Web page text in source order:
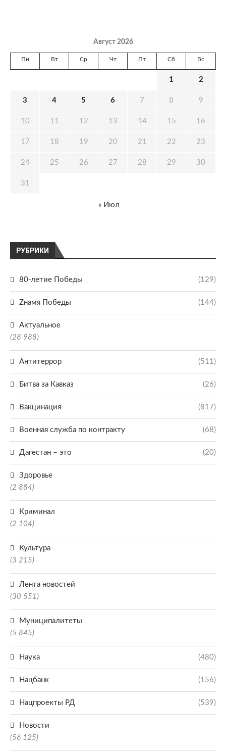
РУБРИКИ
80-летие Победы (129)
Zнамя Победы (144)
Актуальное
(28 988)
Антитеррор (511)
Битва за Кавказ (26)
Вакцинация (817)
Военная служба по контракту (68)
Дагестан – это (20)
Здоровье
(2 884)
Криминал
(2 104)
Культура
(3 215)
Лента новостей
(30 551)
Муниципалитеты
(5 845)
Наука (480)
Нацбанк (156)
Нацпроекты РД (539)
Новости
(56 125)
Август 2026
Пн Вт Ср Чт Пт Сб Вс
1 2
3 4 5 6 7 8 9
10 11 12 13 14 15 16
17 18 19 20 21 22 23
24 25 26 27 28 29 30
31
« Июл